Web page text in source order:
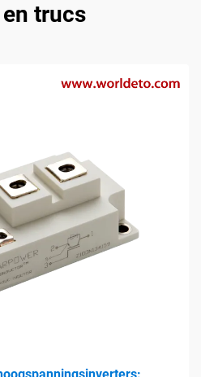
trucs